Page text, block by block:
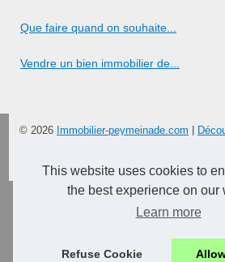
This website uses cookies to
the best experience on our
Learn more
Refuse Cookie
Que faire quand on souhaite...
Vendre un bien immobilier de...
© 2026 Immobilier-peymeinade.com
en |